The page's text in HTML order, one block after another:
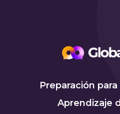
Preparación
Aprendizaje